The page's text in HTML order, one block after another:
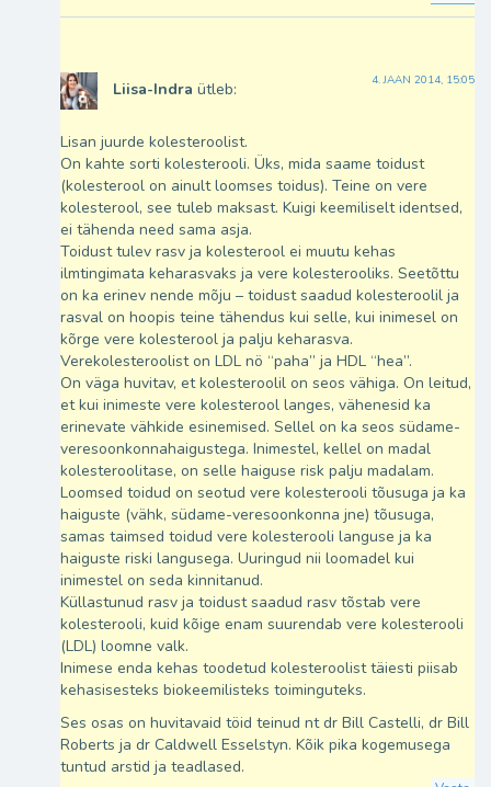
Liisa-Indra ütleb: 4. JAAN 2014, 15:05
Lisan juurde kolesteroolist.
On kahte sorti kolesterooli. Üks, mida saame toidust
(kolesterool on ainult loomses toidus). Teine on vere
kolesterool, see tuleb maksast. Kuigi keemiliselt identsed,
ei tähenda need sama asja.
Toidust tulev rasv ja kolesterool ei muutu kehas
ilmtingimata keharasvaks ja vere kolesterooliks. Seetõttu
on ka erinev nende mõju – toidust saadud kolesteroolil ja
rasval on hoopis teine tähendus kui selle, kui inimesel on
kõrge vere kolesterool ja palju keharasva.
Verekolesteroolist on LDL nö “paha” ja HDL “hea”.
On väga huvitav, et kolesteroolil on seos vähiga. On leitud,
et kui inimeste vere kolesterool langes, vähenesid ka
erinevate vähkide esinemised. Sellel on ka seos südame-
veresoonkonnahaigustega. Inimestel, kellel on madal
kolesteroolitase, on selle haiguse risk palju madalam.
Loomsed toidud on seotud vere kolesterooli tõusuga ja ka
haiguste (vähk, südame-veresoonkonna jne) tõusuga,
samas taimsed toidud vere kolesterooli languse ja ka
haiguste riski langusega. Uuringud nii loomadel kui
inimestel on seda kinnitanud.
Küllastunud rasv ja toidust saadud rasv tõstab vere
kolesterooli, kuid kõige enam suurendab vere kolesterooli
(LDL) loomne valk.
Inimese enda kehas toodetud kolesteroolist täiesti piisab
kehasisesteks biokeemilisteks toiminguteks.
Ses osas on huvitavaid töid teinud nt dr Bill Castelli, dr Bill
Roberts ja dr Caldwell Esselstyn. Kõik pika kogemusega
tuntud arstid ja teadlased.